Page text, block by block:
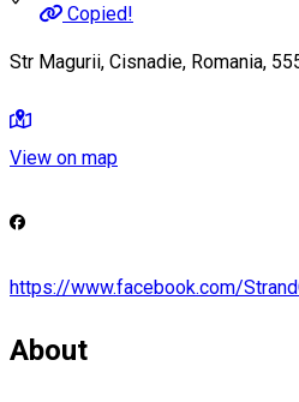
Copied!
Str Magurii, Cisnadie, Romania,
View on map
https://www.facebook.com/
About